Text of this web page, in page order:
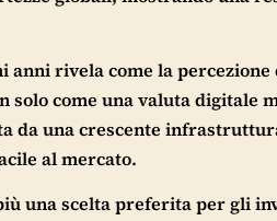
rivela come la percezione
come una valuta digitale
da una crescente
al mercato.
una scelta preferita per gli